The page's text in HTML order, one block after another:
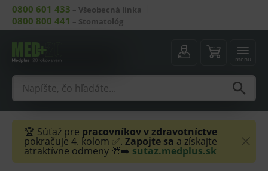
0800 601 433 – Všeobecná linka
0800 800 441 – Stomatológ
menu
🏆 Súťaž pre pracovníkov v zdravotníctve
pokračuje 4. kolom ✅. Zapojte sa a získajte
atraktívne odmeny 🎁➡️ sutaz.medplus.sk